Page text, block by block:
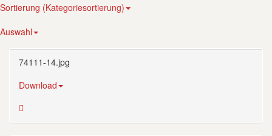
Sortierung (Kategoriesortierung)
Auswahl
74111-14.jpg
Download